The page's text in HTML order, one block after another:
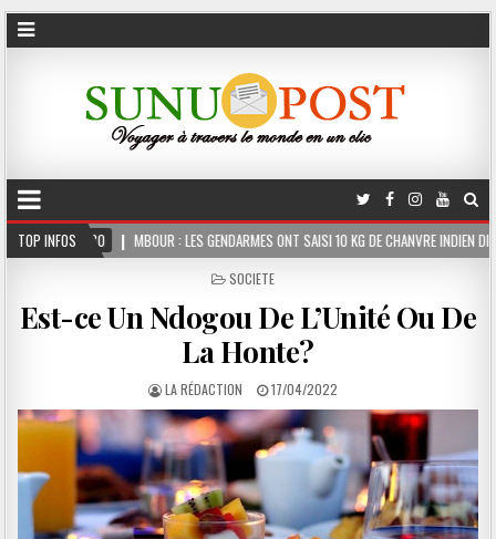
TOP INFOS
: LES GENDARMES ONT SAISI 10 KG DE CHANVRE INDIEN DISSIMULÉS DANS LE COFFRE
POSTED
SOCIETE
Est-ce Un Ndogou De L’Unité Ou De
La Honte?
LA RÉDACTION 17/04/2022